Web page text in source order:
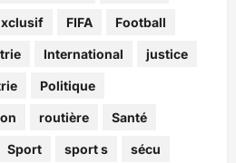
FIFA Football
International justice
Politique
routière Santé
Sport sport s sécu